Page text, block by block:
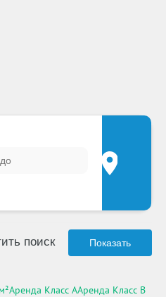
поиск Показать
Аренда Класс AАренда Класс B